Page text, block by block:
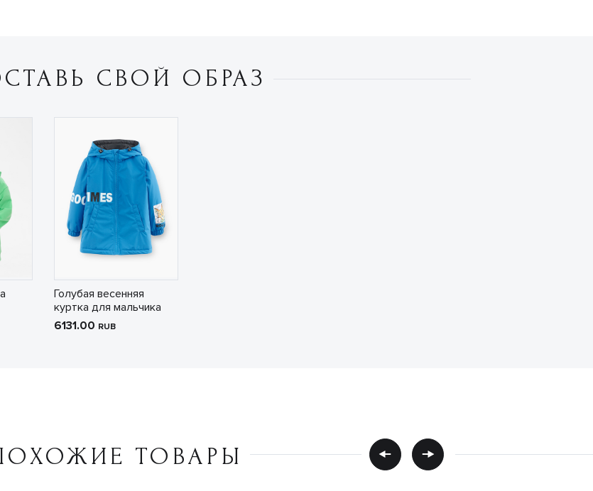
СВОЙ ОБРАЗ
Голубая весенняя
куртка для мальчика
6131.00 RUB
ТОВАРЫ